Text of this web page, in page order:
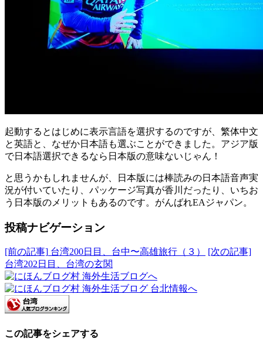
起動するとはじめに表示言語を選択するのですが、繁体中文
と英語と、なぜか日本語も選ぶことができました。アジア版
で日本語選択できるなら日本版の意味ないじゃん！
と思うかもしれませんが、日本版には棒読みの日本語音声実
況が付いていたり、パッケージ写真が香川だったり、いちお
う日本版のメリットもあるのです。がんばれEAジャパン。
投稿ナビゲーション
[前の記事] 台湾200日目、台中〜高雄旅行（３）
[次の記事]
台湾202日目、台湾の玄関
この記事をシェアする